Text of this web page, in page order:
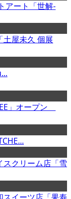
アート「世解-
土屋未久 個展
」オープン
スクリーム店「雪